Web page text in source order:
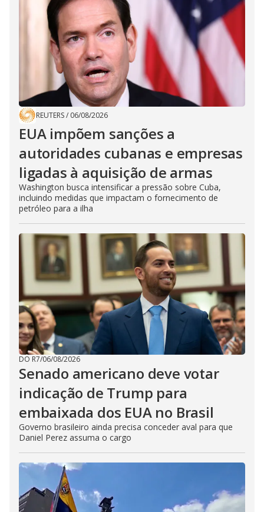
REUTERS/ 06/08/2026
EUA impõem sanções a
autoridades cubanas e empresas
ligadas à aquisição de armas
Washington busca intensificar a pressão sobre Cuba,
incluindo medidas que impactam o fornecimento de
petróleo para a ilha
DO R7/06/08/2026
Senado americano deve votar
indicação de Trump para
embaixada dos EUA no Brasil
Governo brasileiro ainda precisa conceder aval para que
Daniel Perez assuma o cargo